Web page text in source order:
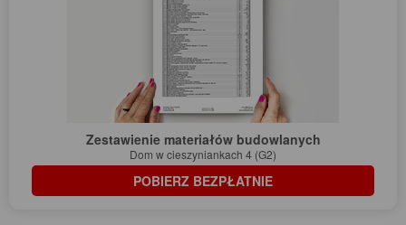
Zestawienie materiałów budowlanych
Dom w cieszyniankach 4 (G2)
POBIERZ BEZPŁATNIE